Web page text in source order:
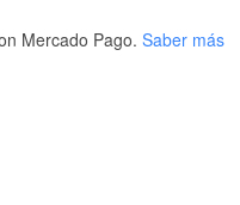
Mercado Pago. Saber más